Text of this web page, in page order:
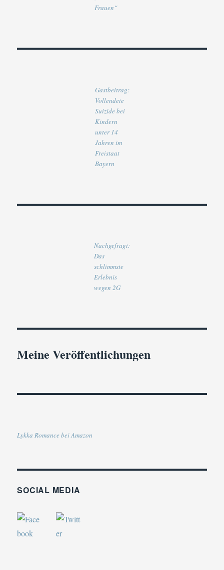
Frauen“
Gastbeitrag:
Vollendete
Suizide bei
Kindern
unter 14
Jahren im
Freistaat
Bayern
Nachgefragt:
Das
schlimmste
Erlebnis
wegen 2G
Meine Veröffentlichungen
Lykka Romance bei Amazon
SOCIAL MEDIA